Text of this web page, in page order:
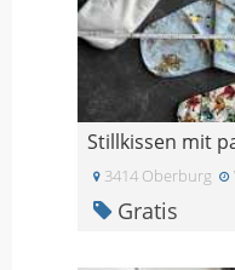
Stillkissen mit
3414 Oberburg
Gratis